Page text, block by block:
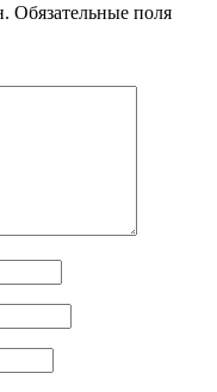
Обязательные поля